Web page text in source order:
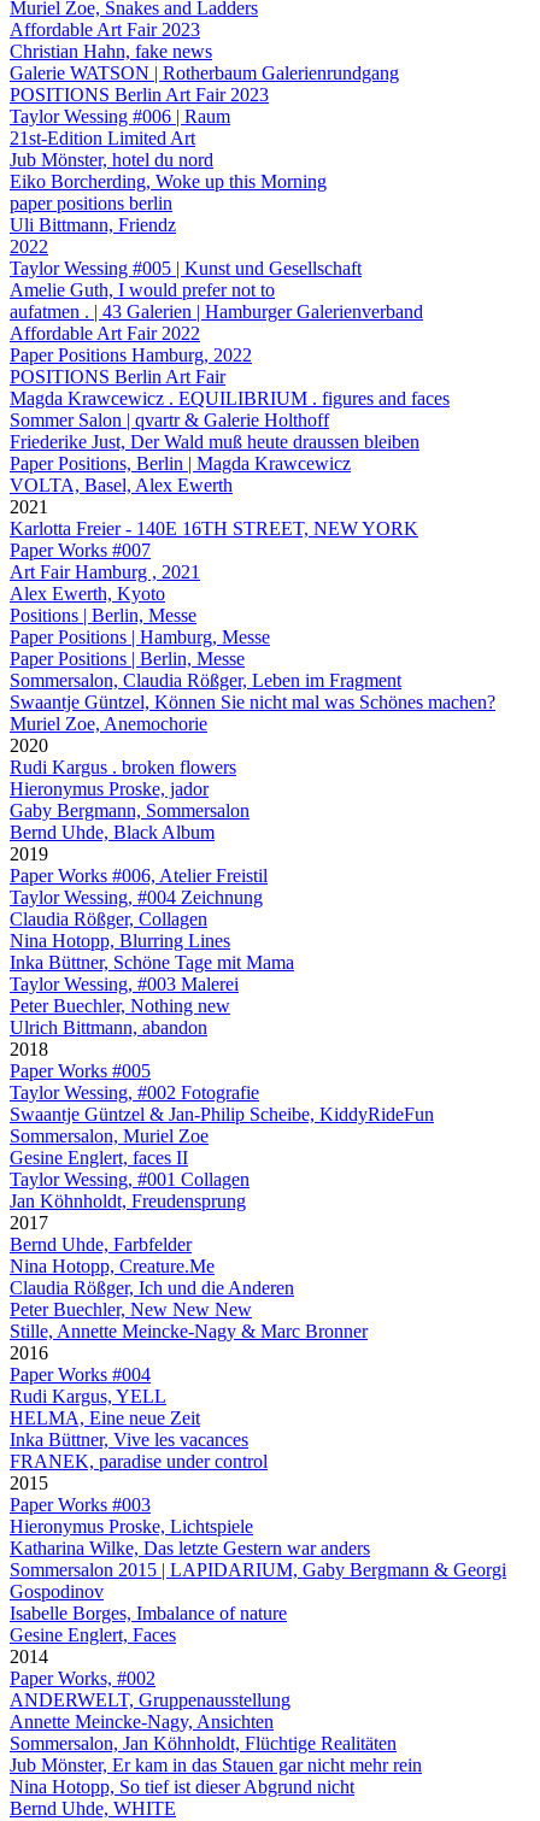
Muriel Zoe, Snakes and Ladders
Affordable Art Fair 2023
Christian Hahn, fake news
Galerie WATSON | Rotherbaum Galerienrundgang
POSITIONS Berlin Art Fair 2023
Taylor Wessing #006 | Raum
21st-Edition Limited Art
Jub Mönster, hotel du nord
Eiko Borcherding, Woke up this Morning
paper positions berlin
Uli Bittmann, Friendz
2022
Taylor Wessing #005 | Kunst und Gesellschaft
Amelie Guth, I would prefer not to
aufatmen . | 43 Galerien | Hamburger Galerienverband
Affordable Art Fair 2022
Paper Positions Hamburg, 2022
POSITIONS Berlin Art Fair
Magda Krawcewicz . EQUILIBRIUM . figures and faces
Sommer Salon | qvartr & Galerie Holthoff
Friederike Just, Der Wald muß heute draussen bleiben
Paper Positions, Berlin | Magda Krawcewicz
VOLTA, Basel, Alex Ewerth
2021
Karlotta Freier - 140E 16TH STREET, NEW YORK
Paper Works #007
Art Fair Hamburg , 2021
Alex Ewerth, Kyoto
Positions | Berlin, Messe
Paper Positions | Hamburg, Messe
Paper Positions | Berlin, Messe
Sommersalon, Claudia Rößger, Leben im Fragment
Swaantje Güntzel, Können Sie nicht mal was Schönes machen?
Muriel Zoe, Anemochorie
2020
Rudi Kargus . broken flowers
Hieronymus Proske, jador
Gaby Bergmann, Sommersalon
Bernd Uhde, Black Album
2019
Paper Works #006, Atelier Freistil
Taylor Wessing, #004 Zeichnung
Claudia Rößger, Collagen
Nina Hotopp, Blurring Lines
Inka Büttner, Schöne Tage mit Mama
Taylor Wessing, #003 Malerei
Peter Buechler, Nothing new
Ulrich Bittmann, abandon
2018
Paper Works #005
Taylor Wessing, #002 Fotografie
Swaantje Güntzel & Jan-Philip Scheibe, KiddyRideFun
Sommersalon, Muriel Zoe
Gesine Englert, faces II
Taylor Wessing, #001 Collagen
Jan Köhnholdt, Freudensprung
2017
Bernd Uhde, Farbfelder
Nina Hotopp, Creature.Me
Claudia Rößger, Ich und die Anderen
Peter Buechler, New New New
Stille, Annette Meincke-Nagy & Marc Bronner
2016
Paper Works #004
Rudi Kargus, YELL
HELMA, Eine neue Zeit
Inka Büttner, Vive les vacances
FRANEK, paradise under control
2015
Paper Works #003
Hieronymus Proske, Lichtspiele
Katharina Wilke, Das letzte Gestern war anders
Sommersalon 2015 | LAPIDARIUM, Gaby Bergmann & Georgi
Gospodinov
Isabelle Borges, Imbalance of nature
Gesine Englert, Faces
2014
Paper Works, #002
ANDERWELT, Gruppenausstellung
Annette Meincke-Nagy, Ansichten
Sommersalon, Jan Köhnholdt, Flüchtige Realitäten
Jub Mönster, Er kam in das Stauen gar nicht mehr rein
Nina Hotopp, So tief ist dieser Abgrund nicht
Bernd Uhde, WHITE